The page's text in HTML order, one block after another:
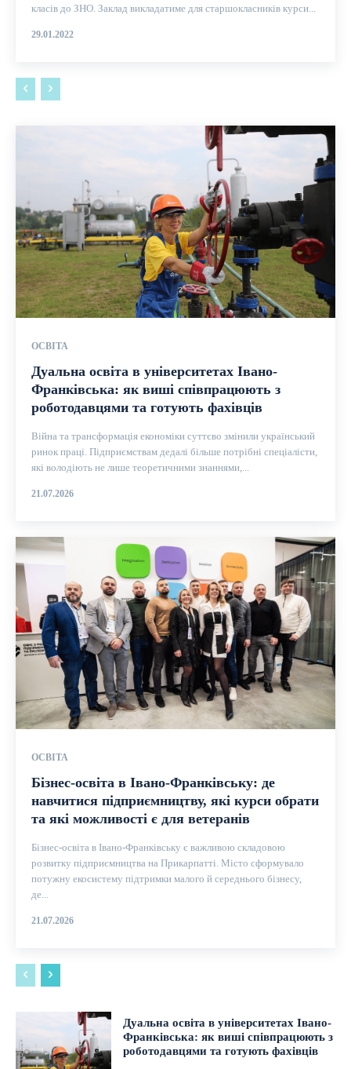
класів до ЗНО. Заклад викладатиме для старшокласників курси...
29.01.2022
ОСВІТА
Дуальна освіта в університетах Івано-
Франківська: як виші співпрацюють з
роботодавцями та готують фахівців
Війна та трансформація економіки суттєво змінили український
ринок праці. Підприємствам дедалі більше потрібні спеціалісти,
які володіють не лише теоретичними знаннями,...
21.07.2026
ОСВІТА
Бізнес-освіта в Івано-Франківську: де
навчитися підприємництву, які курси обрати
та які можливості є для ветеранів
Бізнес-освіта в Івано-Франківську є важливою складовою
розвитку підприємництва на Прикарпатті. Місто сформувало
потужну екосистему підтримки малого й середнього бізнесу,
де...
21.07.2026
Дуальна освіта в університетах Івано-
Франківська: як виші співпрацюють з
роботодавцями та готують фахівців